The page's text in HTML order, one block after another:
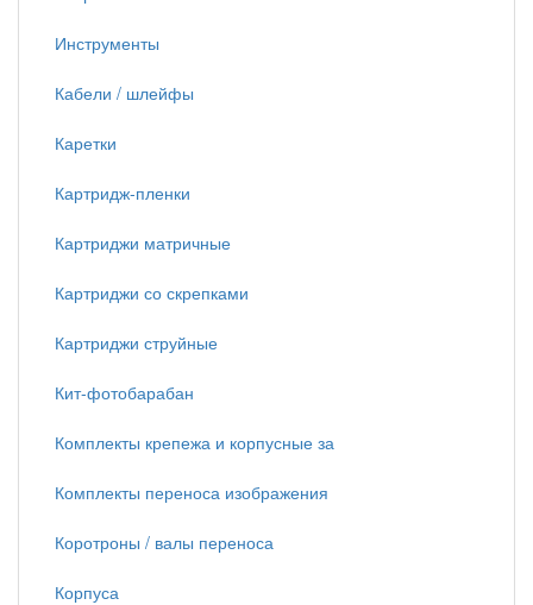
Инструменты
Кабели / шлейфы
Каретки
Картридж-пленки
Картриджи матричные
Картриджи со скрепками
Картриджи струйные
Кит-фотобарабан
Комплекты крепежа и корпусные за
Комплекты переноса изображения
Коротроны / валы переноса
Корпуса